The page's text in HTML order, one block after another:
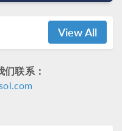
View All
联系：